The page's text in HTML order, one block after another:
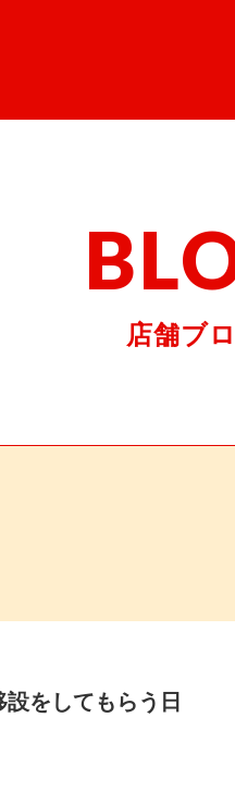
店舗ブ
をしてもらう日